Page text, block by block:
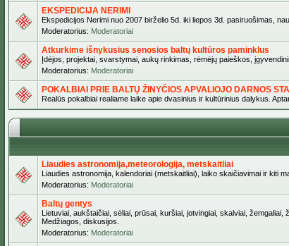
EKSPEDICIJA NERIMI
Ekspedicijos Nerimi nuo 2007 birželio 5d. iki liepos 3d. pasiruošimas,
Moderatorius: Moderatoriai
Atkurkime išnykusius senosios baltų kultūros paminklus
Įdėjos, projektai, svarstymai, aukų rinkimas, rėmėjų paieškos,
Moderatorius: Moderatoriai
POKALBIAI PRIE BALTŲ ŽINYČIOS APVALIOJO DARNOS
Realūs pokalbiai realiame laike apie dvasinius ir kultūrinius dalykus.
Liaudies astronomija,meteorologija, metskaitliai
Liaudies astronomija, kalendoriai (metskaitliai), laiko skaičiavimai ir kiti
Moderatorius: Moderatoriai
Baltų gentys
Lietuviai, aukštaičiai, sėliai, prūsai, kuršiai, jotvingiai, skalviai,
Medžiagos, diskusijos.
Moderatorius: Moderatoriai